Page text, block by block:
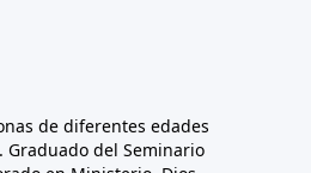
de diferentes edades
Graduado del Seminario